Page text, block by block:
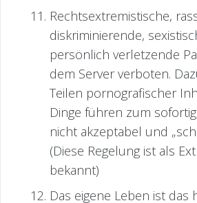
Rechtsextremistische,
diskriminierende,
persönlich verletzende
dem Server verboten.
Teilen pornografischer
Dinge führen zum
nicht akzeptabel und
(Diese Regelung ist als
bekannt)
Das eigene Leben ist das